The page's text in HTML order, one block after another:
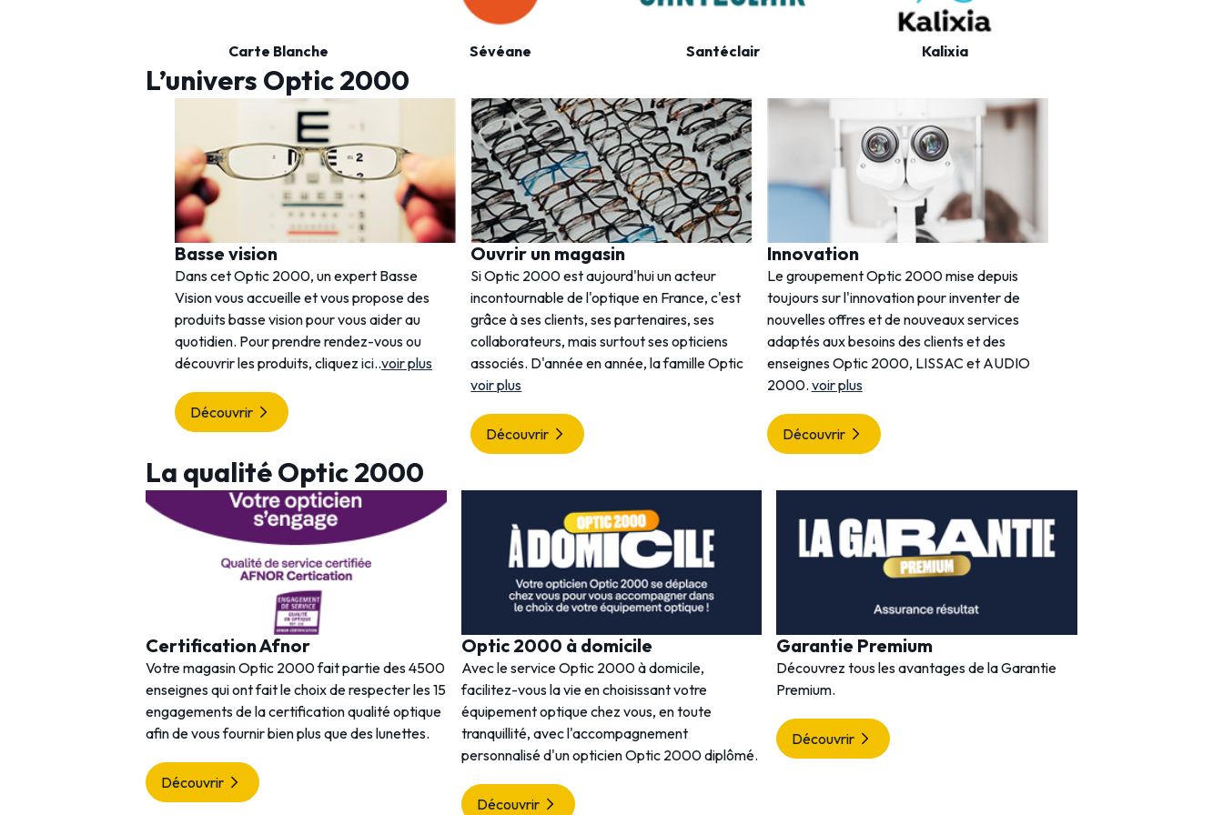
Carte Blanche Sévéane Santéclair Kalixia
L’univers Optic 2000
Basse vision
Dans cet Optic 2000, un expert Basse
Vision vous accueille et vous propose des
produits basse vision pour vous aider au
quotidien. Pour prendre rendez-vous ou
découvrir les produits, cliquez ici..voir plus
Découvrir
Ouvrir un magasin
Si Optic 2000 est aujourd'hui un acteur
incontournable de l'optique en France, c'est
grâce à ses clients, ses partenaires, ses
collaborateurs, mais surtout ses opticiens
associés. D'année en année, la famille Optic
voir plus
Découvrir
Innovation
Le groupement Optic 2000 mise depuis
toujours sur l'innovation pour inventer de
nouvelles offres et de nouveaux services
adaptés aux besoins des clients et des
enseignes Optic 2000, LISSAC et AUDIO
2000. voir plus
Découvrir
La qualité Optic 2000
Certification Afnor
Votre magasin Optic 2000 fait partie des 4500
enseignes qui ont fait le choix de respecter les 15
engagements de la certification qualité optique
afin de vous fournir bien plus que des lunettes.
Découvrir
Optic 2000 à domicile
Avec le service Optic 2000 à domicile,
facilitez-vous la vie en choisissant votre
équipement optique chez vous, en toute
tranquillité, avec l'accompagnement
personnalisé d'un opticien Optic 2000 diplômé.
Découvrir
Garantie Premium
Découvrez tous les avantages de la Garantie
Premium.
Découvrir